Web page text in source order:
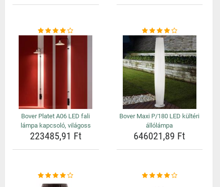
Bover Platet A06 LED fali
lámpa kapcsoló, világoss
223485,91 Ft
Bover Maxi P/180 LED kültéri
állólámpa
646021,89 Ft